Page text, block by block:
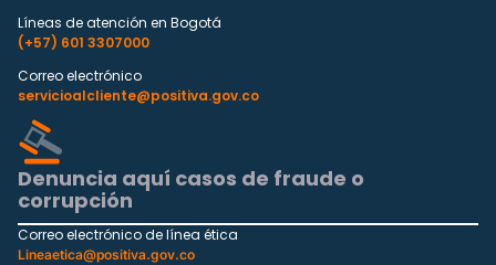
Líneas de atención en Bogotá
(+57) 601 3307000
Correo electrónico
servicioalcliente@positiva.gov.co
Denuncia aquí casos de fraude o
corrupción
Correo electrónico de línea ética
Lineaetica@positiva.gov.co